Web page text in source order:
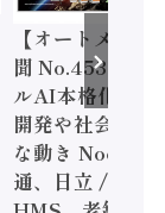
【オートメーシ
聞 No.453】フ
ルAI本格化へ
開発や社会実装
な動き Noetra
通、日立 / 兵神